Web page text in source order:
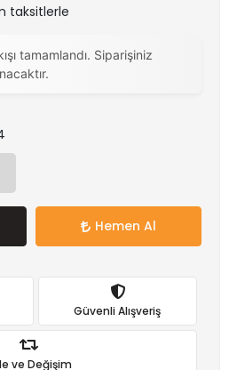
taksitlerle
tamamlandı. Siparişiniz
Hemen Al
Güvenli Alışveriş
ve Değişim